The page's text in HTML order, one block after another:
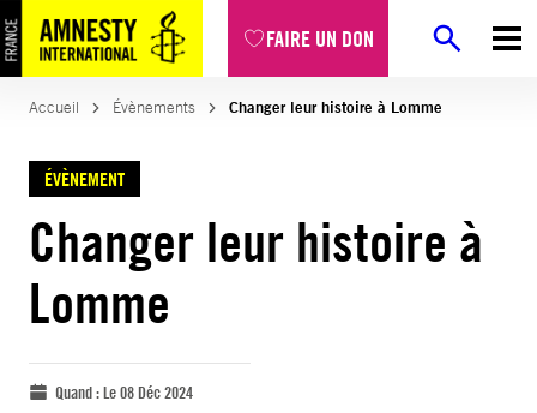
FAIRE UN DON
Accueil Évènements Changer leur histoire à Lomme
ÉVÈNEMENT
Changer leur histoire à
Lomme
Quand :Le 08 Déc 2024